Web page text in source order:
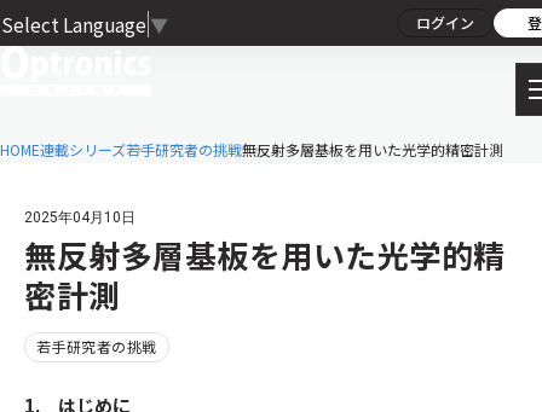
Select Language ▼ ログイン
HOME連載シリーズ若手研究者の挑戦無反射多層基板を用いた光学的精密計測
2025年04月10日
無反射多層基板を用いた光学的精
密計測
若手研究者の挑戦
1. はじめに